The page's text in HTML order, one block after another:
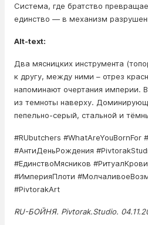
Система, где братство
единство — в механизм
Alt-text:
Два мясницких инструмента
к другу, между ними – отрез
напоминают очертания империи.
из темноты наверху.
пепельно-серый, стальной и
#RUbutchers #WhatAreYouBornFor
#АнтиДеньРождения
#ЕдинствоМясников
#ИмперияПлоти
#PivtorakArt
RU-БОЙНЯ. Pivtorak.Studio.